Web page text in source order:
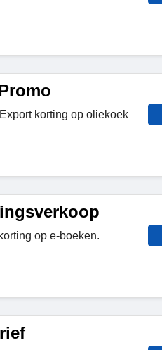
korting op oliekoek
op e-boeken.